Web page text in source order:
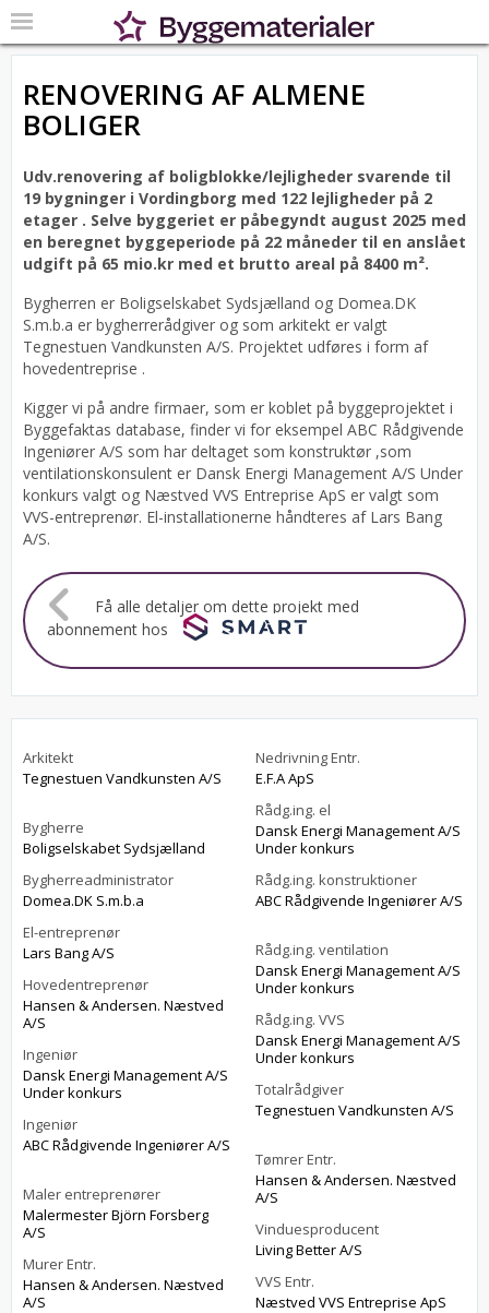
RENOVERING AF ALMENE
BOLIGER
Udv.renovering af boligblokke/lejligheder svarende til
19 bygninger i Vordingborg med 122 lejligheder på 2
etager . Selve byggeriet er påbegyndt august 2025 med
en beregnet byggeperiode på 22 måneder til en anslået
udgift på 65 mio.kr med et brutto areal på 8400 m².
Bygherren er Boligselskabet Sydsjælland og Domea.DK
S.m.b.a er bygherrerådgiver og som arkitekt er valgt
Tegnestuen Vandkunsten A/S. Projektet udføres i form af
hovedentreprise .
Kigger vi på andre firmaer, som er koblet på byggeprojektet i
Byggefaktas database, finder vi for eksempel ABC Rådgivende
Ingeniører A/S som har deltaget som konstruktør ,som
ventilationskonsulent er Dansk Energi Management A/S Under
konkurs valgt og Næstved VVS Entreprise ApS er valgt som
VVS-entreprenør. El-installationerne håndteres af Lars Bang
A/S.
Få alle detaljer om dette projekt med
abonnement hos
Arkitekt
Tegnestuen Vandkunsten A/S
Bygherre
Boligselskabet Sydsjælland
Bygherreadministrator
Domea.DK S.m.b.a
El-entreprenør
Lars Bang A/S
Hovedentreprenør
Hansen & Andersen. Næstved
A/S
Ingeniør
Dansk Energi Management A/S
Under konkurs
Ingeniør
ABC Rådgivende Ingeniører A/S
Maler entreprenører
Malermester Björn Forsberg
A/S
Murer Entr.
Hansen & Andersen. Næstved
A/S
Nedrivning Entr.
E.F.A ApS
Rådg.ing. el
Dansk Energi Management A/S
Under konkurs
Rådg.ing. konstruktioner
ABC Rådgivende Ingeniører A/S
Rådg.ing. ventilation
Dansk Energi Management A/S
Under konkurs
Rådg.ing. VVS
Dansk Energi Management A/S
Under konkurs
Totalrådgiver
Tegnestuen Vandkunsten A/S
Tømrer Entr.
Hansen & Andersen. Næstved
A/S
Vinduesproducent
Living Better A/S
VVS Entr.
Næstved VVS Entreprise ApS